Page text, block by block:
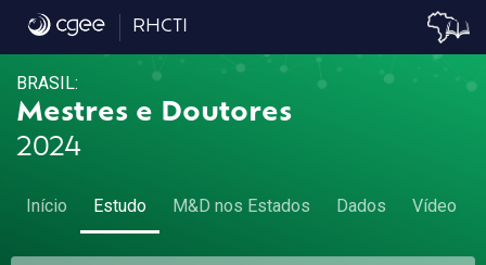
8.2. Sexo e idade - 8.2. Sexo e idade
RHCTI
BRASIL:
Mestres e Doutores
2024
Início Estudo M&D nos Estados Dados Vídeo